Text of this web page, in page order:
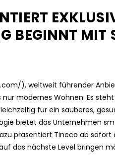
BEGINNT MIT
), weltweit führender
modernes Wohnen: Es
für ein sauberes,
bietet das Unternehmen
präsentiert Tineco ab
das nächste Level bringen